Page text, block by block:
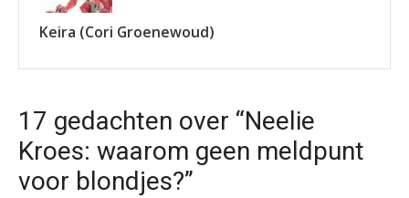
Keira (Cori Groenewoud)
17 gedachten over “Neelie
Kroes: waarom geen meldpunt
voor blondjes?”